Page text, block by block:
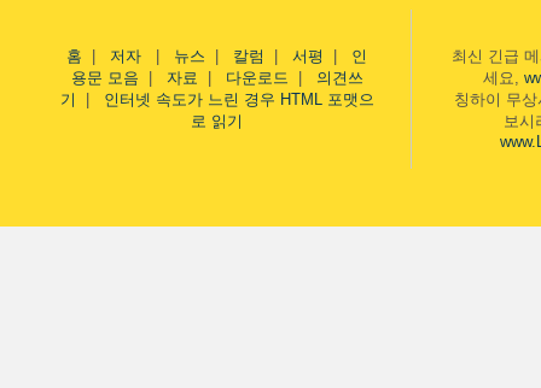
홈 저자 뉴스 칼럼 서평
인
용문 모음
자료 다운로드
의견쓰
기
인터넷 속도가 느린 경우 HTML 포맷으
로 읽기
최신 긴급
세요,
칭하이 무
보시